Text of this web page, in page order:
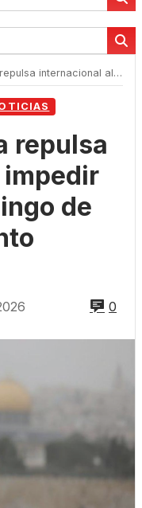
la misa del Domingo de Ramos en el Santo Sepulcro
repulsa
de
0